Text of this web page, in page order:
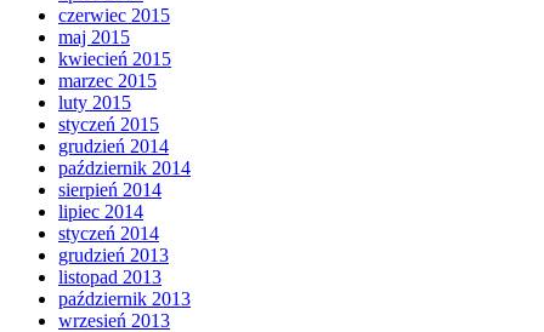
czerwiec 2015
maj 2015
kwiecień 2015
marzec 2015
luty 2015
styczeń 2015
grudzień 2014
październik 2014
sierpień 2014
lipiec 2014
styczeń 2014
grudzień 2013
listopad 2013
październik 2013
wrzesień 2013